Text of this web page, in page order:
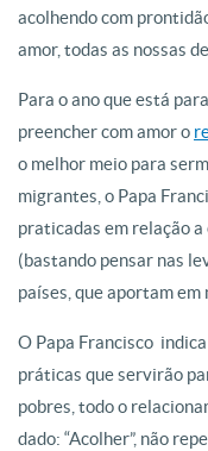
acolhendo com
amor, todas as nossas
Para o ano que está
preencher com amor o
o melhor meio para
migrantes, o Papa
praticadas em relação
(bastando pensar nas
países, que aportam em
O Papa Francisco
práticas que servirão
pobres, todo o
dado: “Acolher”, não